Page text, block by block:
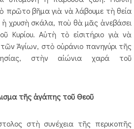
πρῶτο βῆμα γιὰ νὰ λάβουμε τὴ θεία
ἡ χρυσὴ σκάλα, ποὺ θὰ μᾶς ἀνεβάσει
Κυρίου. Αὐτὴ τὸ εἰσιτήριο γιὰ νὰ
Ἁγίων, στὸ οὐράνιο πανηγύρι τῆς
στὴν αἰώνια χαρά τοῦ
τῆς ἀγάπης τοῦ Θεοῦ
στὴ συνέχεια τῆς περικοπῆς